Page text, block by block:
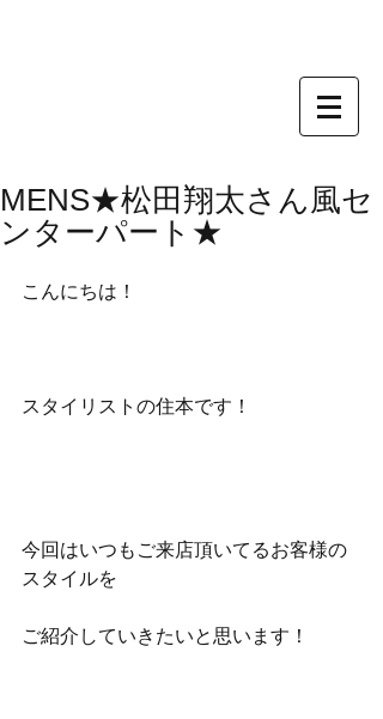
MENS★松田翔太さん風セ
ンターパート★
こんにちは！
スタイリストの住本です！
今回はいつもご来店頂いてるお客様の
スタイルを
ご紹介していきたいと思います！